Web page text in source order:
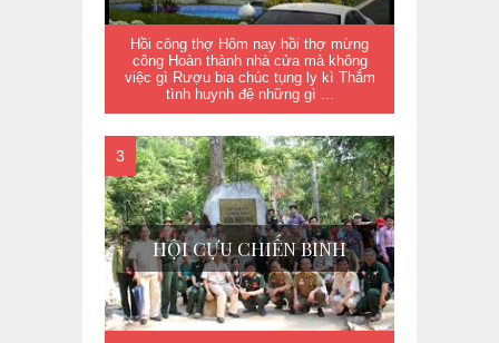
Hồi công thợ Hôm nay hồi thợ mừng
công Hoàn thành nhà cửa mà không
việc gì Rượu bia chúc tụng ly kì Thắm
tình huynh đệ những gì ...
HỘI CỰU CHIẾN BINH